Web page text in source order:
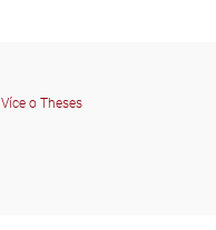
Více o Theses